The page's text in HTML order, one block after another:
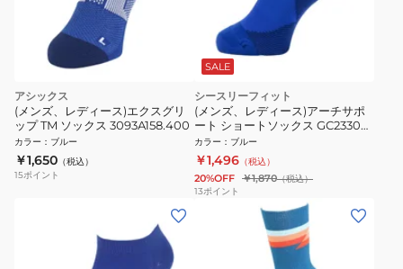
アシックス
(メンズ、レディース)エクスグリ
ップ TM ソックス 3093A158.400
カラー ： ブルー
￥1,650 （税込）
15ポイント
SALE
シースリーフィット
(メンズ、レディース)アーチサポ
ート ショートソックス GC23300
OU
カラー ： ブルー
￥1,496 （税込）
20%OFF ￥1,870（税込）
13ポイント